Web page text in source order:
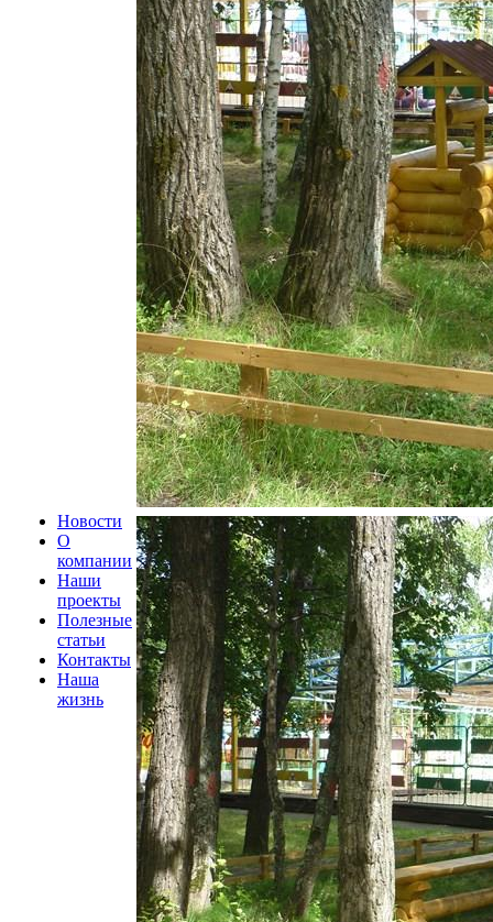
Новости
О
компании
Наши
проекты
Полезные
статьи
Контакты
Наша
жизнь